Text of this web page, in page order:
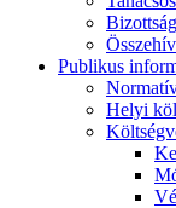
Publikus
Helyi